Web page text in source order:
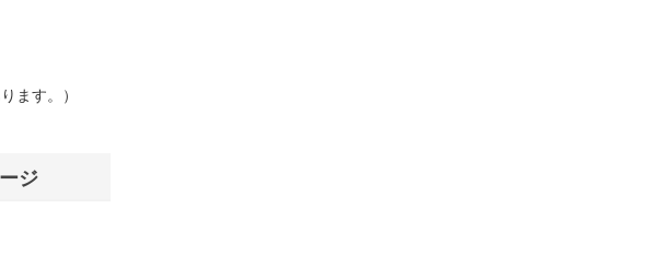
ます。）
ジ